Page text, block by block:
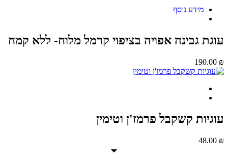
מידע נוסף
גבינה אפויה בציפוי קרמל מלוח- ללא קמח
קשקבל פרמז'ן וטימין